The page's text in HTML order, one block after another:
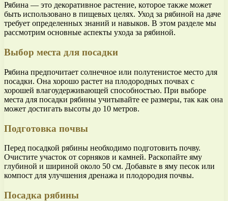
Рябина — это декоративное растение, которое также может
быть использовано в пищевых целях. Уход за рябиной на даче
требует определенных знаний и навыков. В этом разделе мы
рассмотрим основные аспекты ухода за рябиной.
Выбор места для посадки
Рябина предпочитает солнечное или полутенистое место для
посадки. Она хорошо растет на плодородных почвах с
хорошей влагоудерживающей способностью. При выборе
места для посадки рябины учитывайте ее размеры, так как она
может достигать высоты до 10 метров.
Подготовка почвы
Перед посадкой рябины необходимо подготовить почву.
Очистите участок от сорняков и камней. Раскопайте яму
глубиной и шириной около 50 см. Добавьте в яму песок или
компост для улучшения дренажа и плодородия почвы.
Посадка рябины